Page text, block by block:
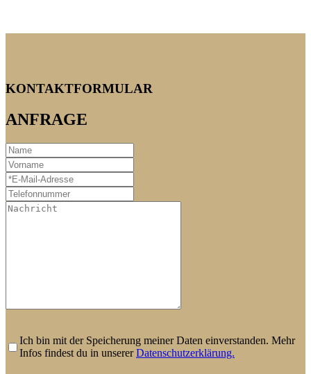
KONTAKTFORMULAR
ANFRAGE
Ich bin mit der Speicherung meiner Daten einverstanden. Mehr
Infos findest du in unsererDatenschutzerklärung.